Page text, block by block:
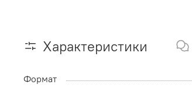
Характеристики
Формат